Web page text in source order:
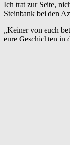
Ich trat zur Seite,
Steinbank bei den
„Keiner von euch
eure Geschichten in